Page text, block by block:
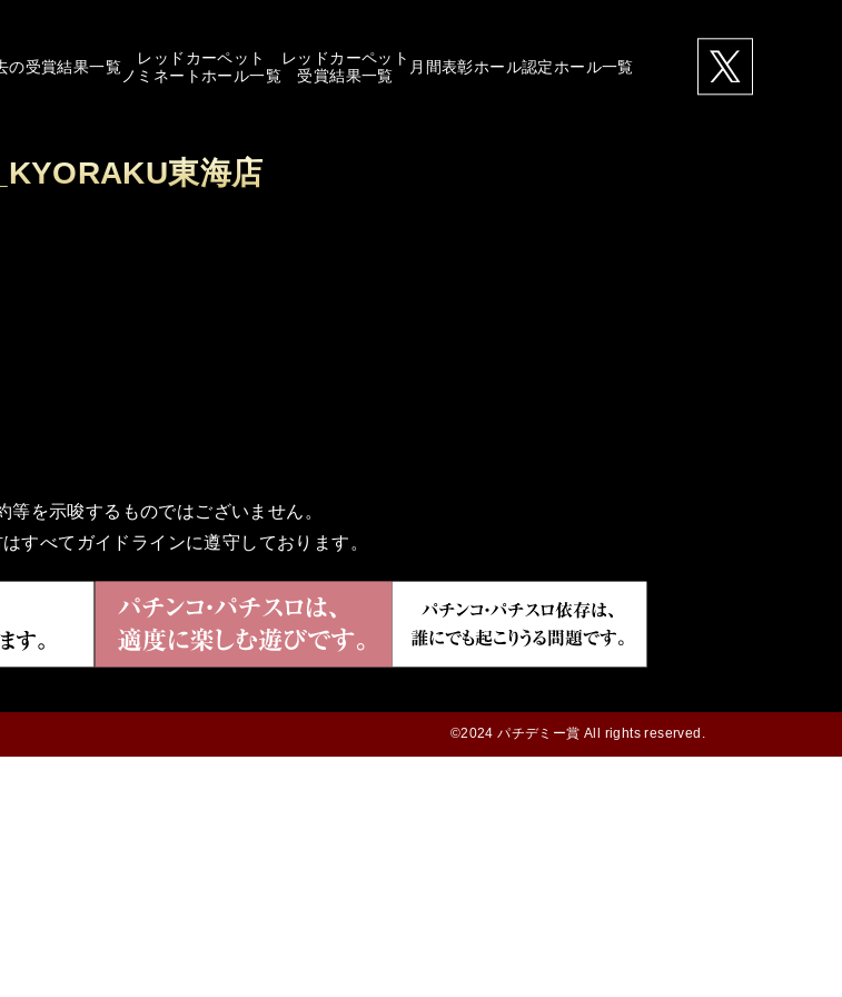
の受賞結果一覧
レッドカーペット
ノミネートホール一覧
レッドカーペット
受賞結果一覧
月間表彰ホール認定ホール一覧
東海店
を示唆するものではございません。
すべてガイドラインに遵守しております。
©2024 パチデミー賞 All rights reserved.